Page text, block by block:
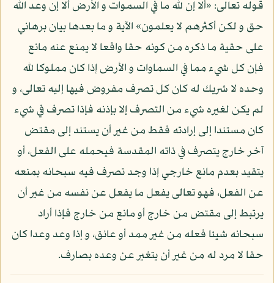
قوله تعالى: «ألا إن لله ما في السموات و الأرض ألا إن وعد الله
حق و لكن أكثرهم لا يعلمون» الآية و ما بعدها بيان برهاني
على حقية ما ذكره من كونه حقا واقعا لا يمنع عنه مانع
فإن كل شيء مما في السماوات و الأرض إذا كان مملوكا لله
وحده لا شريك له كان كل تصرف مفروض فيها إليه تعالى، و
لم يكن لغيره شيء من التصرف إلا بإذنه فإذا تصرف في شيء
كان مستندا إلى إرادته فقط من غير أن يستند إلى مقتض
آخر خارج يتصرف في ذاته المقدسة فيحمله على الفعل، أو
يتقيد بعدم مانع خارجي إذا وجد تصرف فيه سبحانه بمنعه
عن الفعل، فهو تعالى يفعل ما يفعل عن نفسه من غير أن
يرتبط إلى مقتض من خارج أو مانع من خارج فإذا أراد
سبحانه شيئا فعله من غير ممد أو عائق، و إذا وعد وعدا كان
حقا لا مرد له من غير أن يتغير عن وعده بصارف.